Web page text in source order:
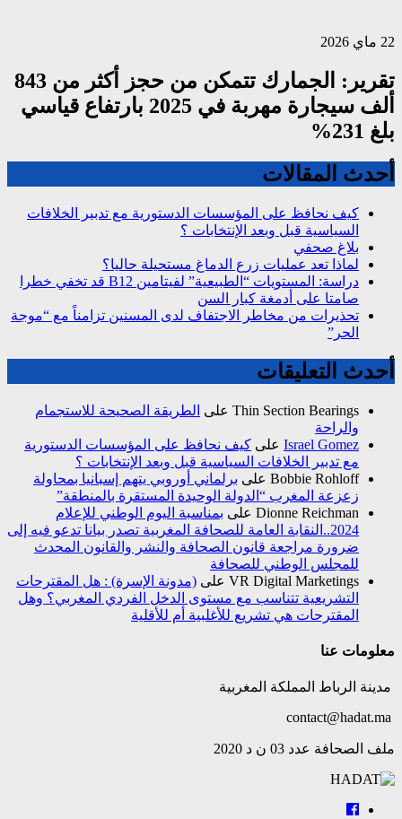
22 ماي 2026
تقرير: الجمارك تتمكن من حجز أكثر من 843
ألف سيجارة مهربة في 2025 بارتفاع قياسي
بلغ 231%
أحدث المقالات
كيف نحافظ على المؤسسات الدستورية مع تدبير الخلافات
السياسية قبل وبعد الإنتخابات ؟
بلاغ صحفي
لماذا تعد عمليات زرع الدماغ مستحيلة حاليا؟
دراسة: المستويات “الطبيعية” لفيتامين B12 قد تخفي خطرا
صامتا على أدمغة كبار السن
تحذيرات من مخاطر الاجتفاف لدى المسنين تزامناً مع “موجة
الحر”
أحدث التعليقات
Thin Section Bearings على الطريقة الصحيحة للاستجمام
والراحة
Israel Gomez على كيف نحافظ على المؤسسات الدستورية
مع تدبير الخلافات السياسية قبل وبعد الإنتخابات ؟
Bobbie Rohloff على برلماني أوروبي يتهم إسبانيا بمحاولة
زعزعة المغرب “الدولة الوحيدة المستقرة بالمنطقة”
Dionne Reichman على بمناسبة اليوم الوطني للإعلام
2024..النقابة العامة للصحافة المغربية تصدر بيانا تدعو فيه إلى
ضرورة مراجعة قانون الصحافة والنشر والقانون المحدث
للمجلس الوطني للصحافة
VR Digital Marketings على (مدونة الإسرة) : هل المقترحات
التشريعية تتناسب مع مستوى الدخل الفردي المغربي؟ وهل
المقترحات هي تشريع للأغلبية أم للأقلية
معلومات عنا
مدينة الرباط المملكة المغربية
ملف الصحافة عدد 03 ن د 2020